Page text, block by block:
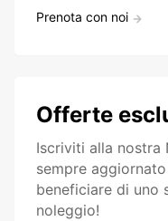
Prenota con noi
Offerte
Iscriviti alla nostra
sempre
beneficiare di uno
noleggio!